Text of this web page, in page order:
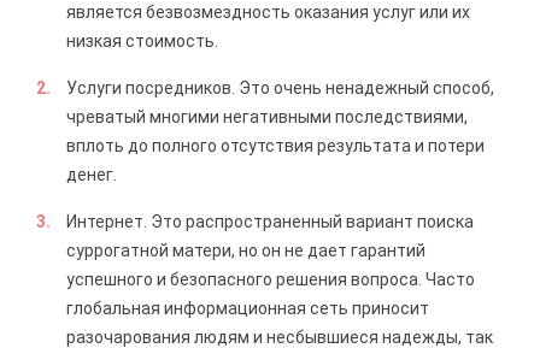
является безвозмездность оказания услуг или их
низкая стоимость.
Услуги посредников. Это очень ненадежный способ,
чреватый многими негативными последствиями,
вплоть до полного отсутствия результата и потери
денег.
Интернет. Это распространенный вариант поиска
суррогатной матери, но он не дает гарантий
успешного и безопасного решения вопроса. Часто
глобальная информационная сеть приносит
разочарования людям и несбывшиеся надежды, так